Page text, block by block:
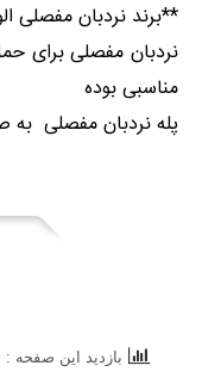
**برند نردبان مفصلی
نردبان مفصلی برای
مناسبی بوده
پله نردبان مفصلی
بازدید این صفحه : ۱۶۵۱۴